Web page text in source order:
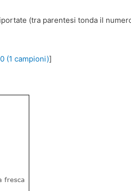
(tra parentesi tonda il
(1 campioni)]